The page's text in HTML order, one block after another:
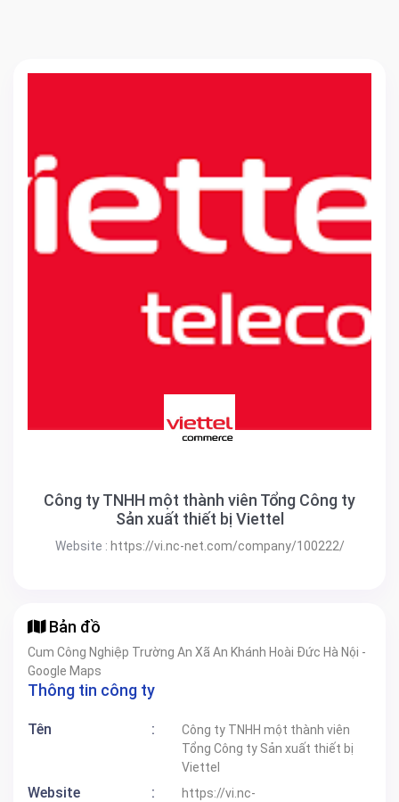
Công ty TNHH một thành viên Tổng Công ty
Sản xuất thiết bị Viettel
Website : https://vi.nc-net.com/company/100222/
Bản đồ
Cum Công Nghiệp Trường An Xã An Khánh Hoài Đức Hà Nội -
Google Maps
Thông tin công ty
Tên :
Công ty TNHH một thành viên
Tổng Công ty Sản xuất thiết bị
Viettel
Website :
https://vi.nc-